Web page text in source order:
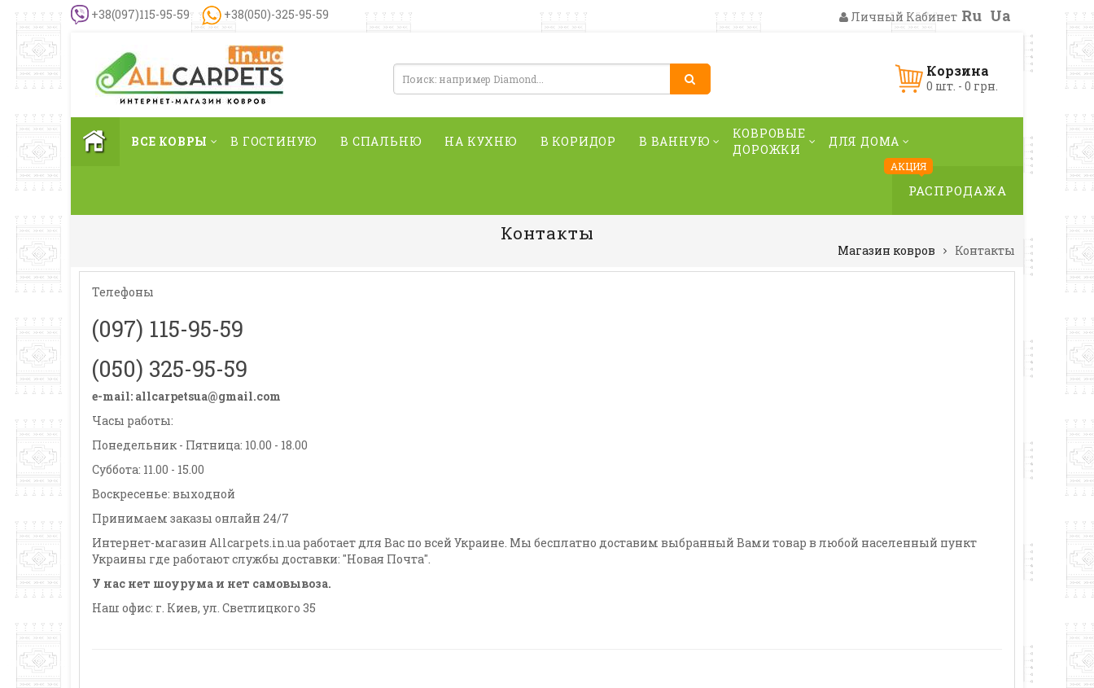
+38(097)115-95-59 +38(050)-325-95-59 Личный Кабинет Ru Ua
Корзина
0 шт. - 0 грн.
ВСЕ КОВРЫ В ГОСТИНУЮ В СПАЛЬНЮ НА КУХНЮ В КОРИДОР В ВАННУЮ
КОВРОВЫЕ
ДОРОЖКИ
ДЛЯ ДОМА
АКЦИЯ
РАСПРОДАЖА
Контакты
Магазин ковров Контакты
Телефоны
(097) 115-95-59
(050) 325-95-59
e-mail: allcarpetsua@gmail.com
Часы работы:
Понедельник - Пятница: 10.00 - 18.00
Суббота: 11.00 - 15.00
Воскресенье: выходной
Принимаем заказы онлайн 24/7
Интернет-магазин Allcarpets.in.ua работает для Вас по всей Украине. Мы бесплатно доставим выбранный Вами товар в любой населенный пункт
Украины где работают службы доставки: "Новая Почта".
У нас нет шоурума и нет самовывоза.
Наш офис: г. Киев, ул. Светлицкого 35